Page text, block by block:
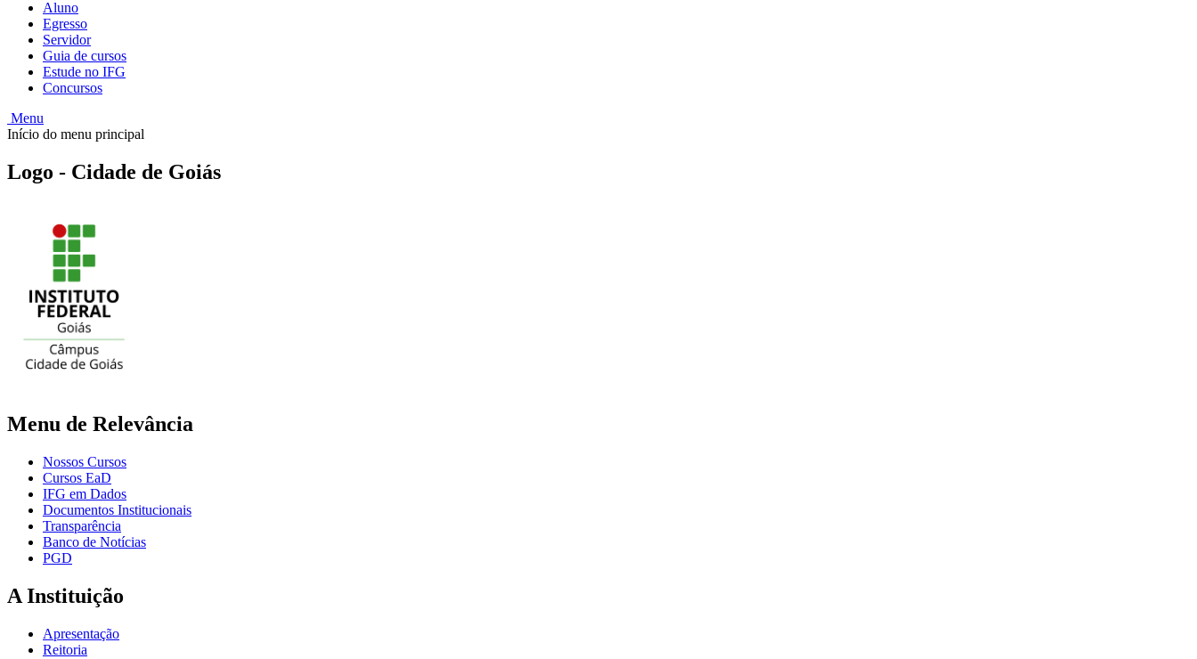
Aluno
Egresso
Servidor
Guia de cursos
Estude no IFG
Concursos
Menu
Início do menu principal
Logo - Cidade de Goiás
Menu de Relevância
Nossos Cursos
Cursos EaD
IFG em Dados
Documentos Institucionais
Transparência
Banco de Notícias
PGD
A Instituição
Apresentação
Reitoria